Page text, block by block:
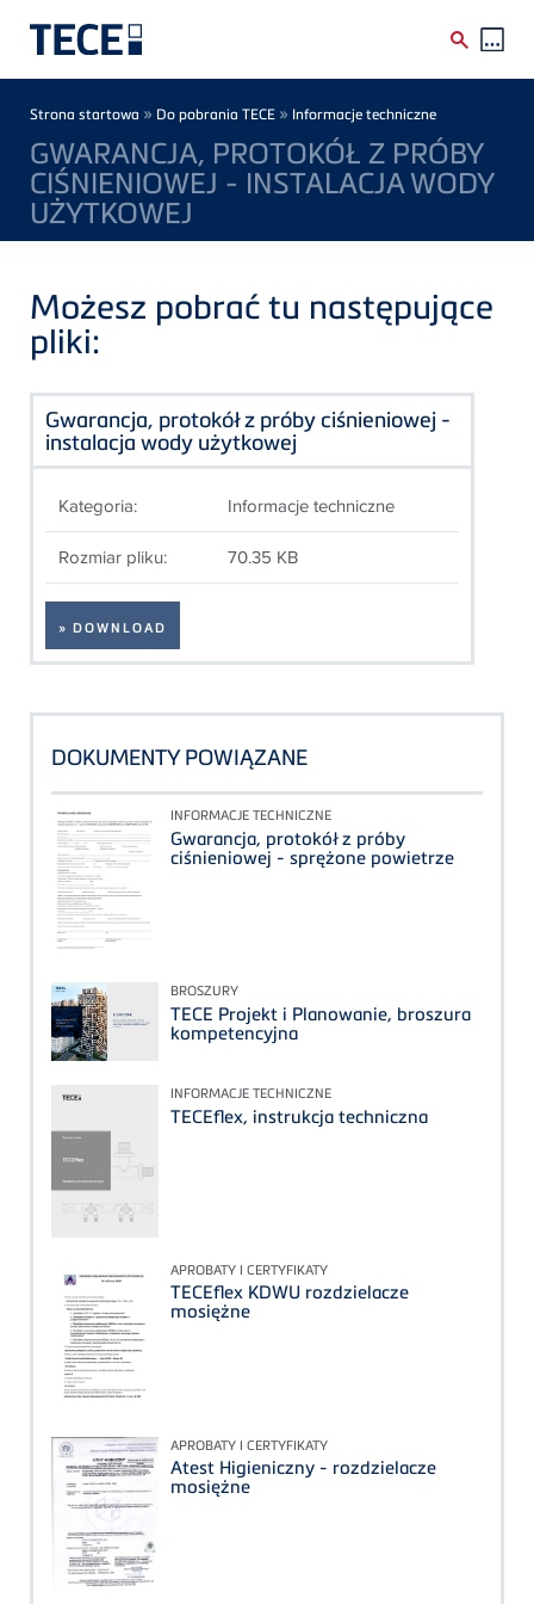
Breadcrumb
Strona startowa » Do pobrania TECE » Informacje techniczne
GWARANCJA, PROTOKÓŁ Z PRÓBY
CIŚNIENIOWEJ - INSTALACJA WODY
UŻYTKOWEJ
Możesz pobrać tu następujące
pliki:
Gwarancja, protokół z próby ciśnieniowej -
instalacja wody użytkowej
Kategoria: Informacje techniczne
Rozmiar pliku: 70.35 KB
» DOWNLOAD
DOKUMENTY POWIĄZANE
INFORMACJE TECHNICZNE
Gwarancja, protokół z próby
ciśnieniowej - sprężone powietrze
BROSZURY
TECE Projekt i Planowanie, broszura
kompetencyjna
INFORMACJE TECHNICZNE
TECEflex, instrukcja techniczna
APROBATY I CERTYFIKATY
TECEflex KDWU rozdzielacze
mosiężne
APROBATY I CERTYFIKATY
Atest Higieniczny - rozdzielacze
mosiężne